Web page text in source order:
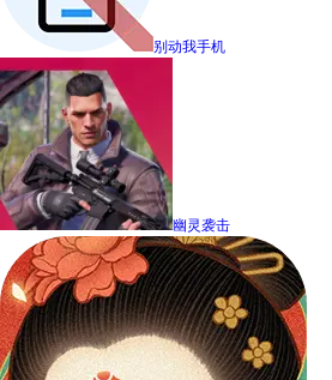
别动我手机
幽灵袭击